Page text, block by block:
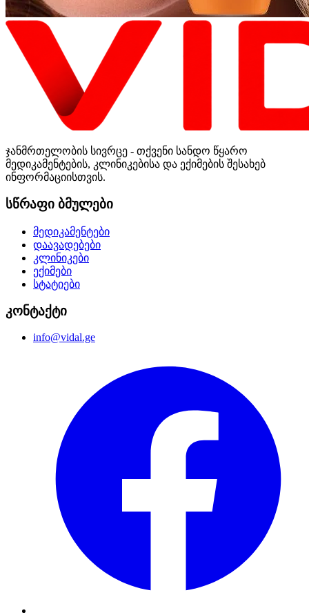
ჯანმრთელობის სივრცე - თქვენი სანდო წყარო
მედიკამენტების, კლინიკებისა და ექიმების შესახებ
ინფორმაციისთვის.
სწრაფი ბმულები
მედიკამენტები
დაავადებები
კლინიკები
ექიმები
სტატიები
კონტაქტი
info@vidal.ge